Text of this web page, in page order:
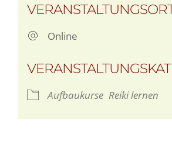
Online
Aufbaukurse Reiki lernen